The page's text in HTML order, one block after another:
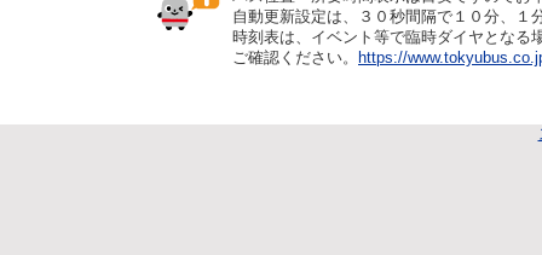
自動更新設定は、３０秒間隔で１０分、１
時刻表は、イベント等で臨時ダイヤとなる
ご確認ください。
https://